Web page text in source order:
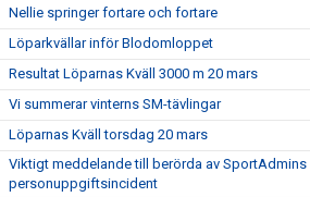
Nellie springer fortare och fortare
Löparkvällar inför Blodomloppet
Resultat Löparnas Kväll 3000 m 20 mars
Vi summerar vinterns SM-tävlingar
Löparnas Kväll torsdag 20 mars
Viktigt meddelande till berörda av SportAdmins
personuppgiftsincident